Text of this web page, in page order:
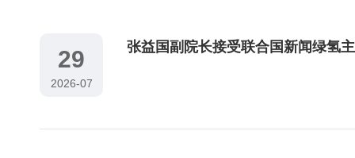
29
2026-07
张益国副院长接受联合国新闻绿氢